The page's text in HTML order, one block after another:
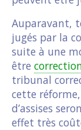
Auparavant,
jugés par la
suite à une
être
tribunal
cette
d’assises
effet très